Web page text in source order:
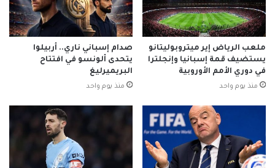
ملعب الرياض إير ميتروبوليتانو
يستضيف قمة إسبانيا وإنجلترا
في دوري الأمم الأوروبية
منذ يوم واحد
صدام إسباني ناري.. أربيلوا
يتحدى ألونسو في افتتاح
البريميرليغ
منذ يوم واحد